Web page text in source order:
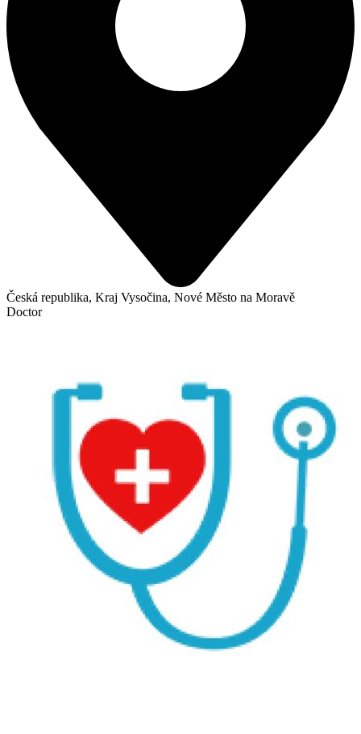
Česká republika, Kraj Vysočina, Nové Město na Moravě
Doctor